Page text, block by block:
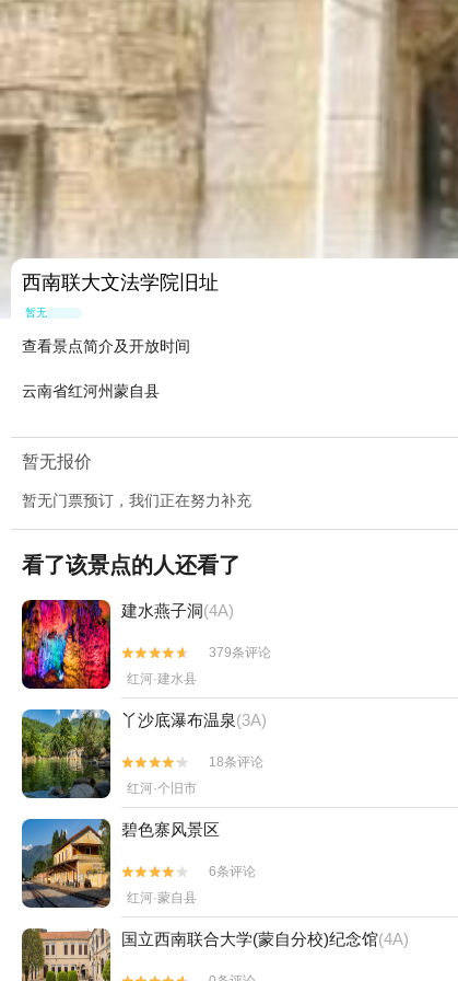
西南联大文法学院旧址
暂无点评
查看景点简介及开放时间
云南省红河州蒙自县
暂无报价
暂无门票预订，我们正在努力补充
看了该景点的人还看了
建水燕子洞(4A)


379条评论
红河·建水县
丫沙底瀑布温泉(3A)


18条评论
红河·个旧市
碧色寨风景区


6条评论
红河·蒙自县
国立西南联合大学(蒙自分校)纪念馆(4A)